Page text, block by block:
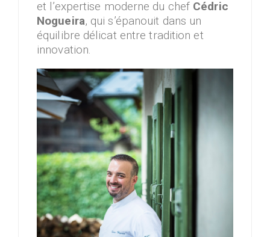
et l’expertise moderne du chef Cédric
Nogueira, qui s’épanouit dans un
équilibre délicat entre tradition et
innovation.